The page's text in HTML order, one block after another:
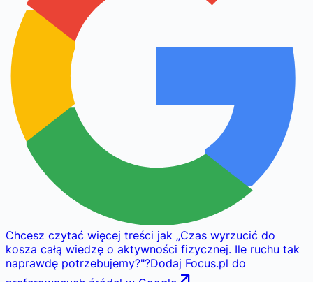
Chcesz czytać więcej treści jak „Czas wyrzucić do
kosza całą wiedzę o aktywności fizycznej. Ile ruchu tak
naprawdę potrzebujemy?"?Dodaj Focus.pl do